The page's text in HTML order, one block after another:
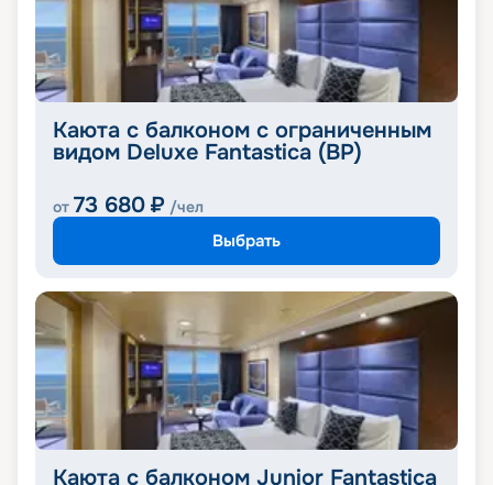
Каюта с балконом с ограниченным
видом Deluxe Fantastica (BP)
от 73 680 ₽ /чел
Выбрать
Каюта с балконом Junior Fantastica